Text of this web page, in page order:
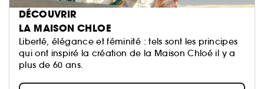
DÉCOUVRIR
LA MAISON CHLOE
Liberté, élégance et féminité : tels sont les principes
qui ont inspiré la création de la Maison Chloé il y a
plus de 60 ans.